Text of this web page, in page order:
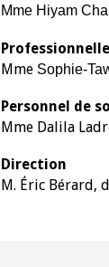
Mme Hiyam
Professionnelle
Mme Sophie-
Personnel de
Mme Dalila
Direction
M. Éric Bérard,